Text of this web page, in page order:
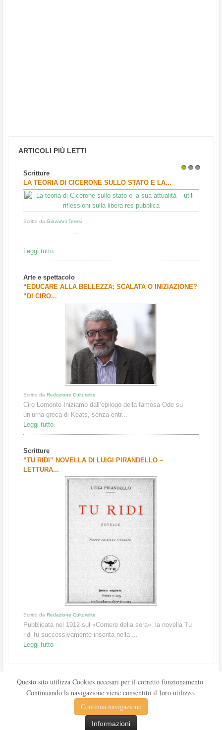
ARTICOLI PIÙ LETTI
Scritture
LA TEORIA DI CICERONE SULLO STATO E LA...
Scritto da Giovanni Teresi
...
Leggi tutto
Arte e spettacolo
“EDUCARE ALLA BELLEZZA: SCALATA O INIZIAZIONE?
“DI CIRO...
Scritto da Redazione Culturelite
Ciro Lomonte Iniziamo dall’epilogo della famosa Ode su
un’urna greca di Keats, senza entr...
Leggi tutto
Scritture
“TU RIDI” NOVELLA DI LUIGI PIRANDELLO –
LETTURA...
Scritto da Redazione Culturelite
Pubblicata nel 1912 sul «Corriere della sera», la novella Tu
ridi fu successivamente inserita nella ...
Leggi tutto
Questo sito utilizza Cookies necesari per il corretto funzionamento.
Continuando la navigazione viene consentito il loro utilizzo.
Continua navigazione
Informazioni